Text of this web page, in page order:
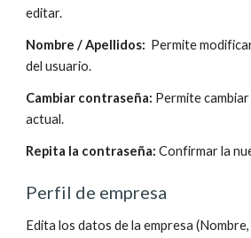
editar.
Nombre / Apellidos:
Permite
del usuario.
Cambiar contraseña: Permite
actual.
Repita la contraseña: Confirmar la
Perfil de empresa
Edita los datos de la empresa (Nombre,